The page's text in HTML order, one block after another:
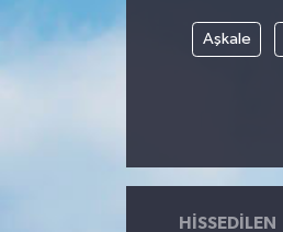
Aşkale
HISSEDILEN